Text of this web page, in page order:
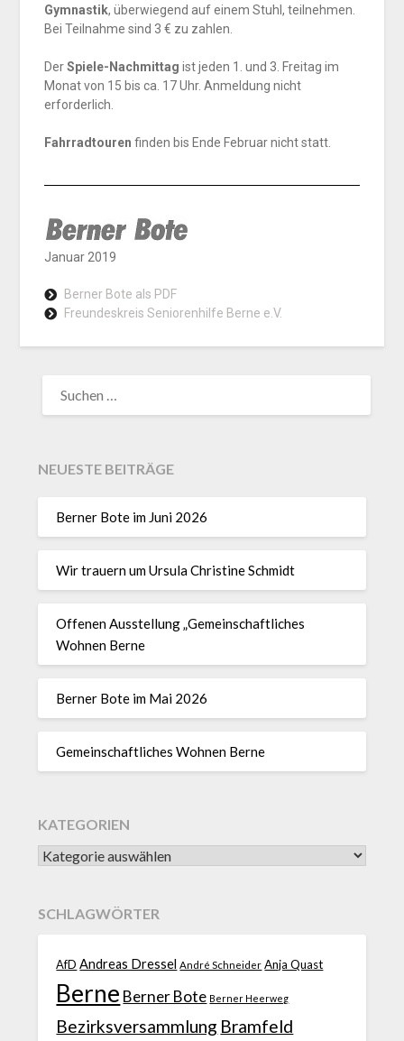
Gymnastik, überwiegend auf einem Stuhl, teilnehmen.
Bei Teilnahme sind 3 € zu zahlen.
DerSpiele-Nachmittag ist jeden 1. und 3. Freitag im
Monat von 15 bis ca. 17 Uhr. Anmeldung nicht
erforderlich.
Fahrradtouren finden bis Ende Februar nicht statt.
Januar 2019
Berner Bote als PDF
Freundeskreis Seniorenhilfe Berne e.V.
NEUESTE BEITRÄGE
Berner Bote im Juni 2026
Wir trauern um Ursula Christine Schmidt
Offenen Ausstellung „Gemeinschaftliches
Wohnen Berne
Berner Bote im Mai 2026
Gemeinschaftliches Wohnen Berne
KATEGORIEN
SCHLAGWÖRTER
AfD Andreas Dressel André Schneider Anja Quast
Berne Berner Bote Berner Heerweg
Bezirksversammlung Bramfeld